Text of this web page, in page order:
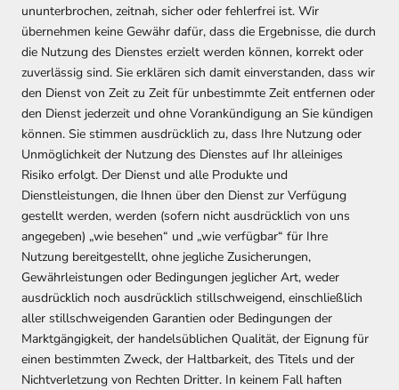
ununterbrochen, zeitnah, sicher oder fehlerfrei ist. Wir
übernehmen keine Gewähr dafür, dass die Ergebnisse, die durch
die Nutzung des Dienstes erzielt werden können, korrekt oder
zuverlässig sind. Sie erklären sich damit einverstanden, dass wir
den Dienst von Zeit zu Zeit für unbestimmte Zeit entfernen oder
den Dienst jederzeit und ohne Vorankündigung an Sie kündigen
können. Sie stimmen ausdrücklich zu, dass Ihre Nutzung oder
Unmöglichkeit der Nutzung des Dienstes auf Ihr alleiniges
Risiko erfolgt. Der Dienst und alle Produkte und
Dienstleistungen, die Ihnen über den Dienst zur Verfügung
gestellt werden, werden (sofern nicht ausdrücklich von uns
angegeben) „wie besehen“ und „wie verfügbar“ für Ihre
Nutzung bereitgestellt, ohne jegliche Zusicherungen,
Gewährleistungen oder Bedingungen jeglicher Art, weder
ausdrücklich noch ausdrücklich stillschweigend, einschließlich
aller stillschweigenden Garantien oder Bedingungen der
Marktgängigkeit, der handelsüblichen Qualität, der Eignung für
einen bestimmten Zweck, der Haltbarkeit, des Titels und der
Nichtverletzung von Rechten Dritter. In keinem Fall haften